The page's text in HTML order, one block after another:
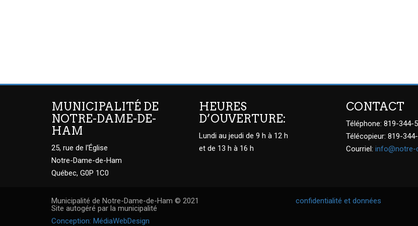
MUNICIPALITÉ DE
NOTRE-DAME-DE-
HAM
25, rue de l'Église
Notre-Dame-de-Ham
Québec, G0P 1C0
HEURES
D’OUVERTURE:
Lundi au jeudi de 9 h à 12 h
et de 13 h à 16 h
CONTACT
Téléphone: 819-344-
Télécopieur: 819-
Courriel: info@notre-
Municipalité de Notre-Dame-de-Ham © 2021
Site autogéré par la municipalité
Conception: MédiaWebDesign
confidentialité et données